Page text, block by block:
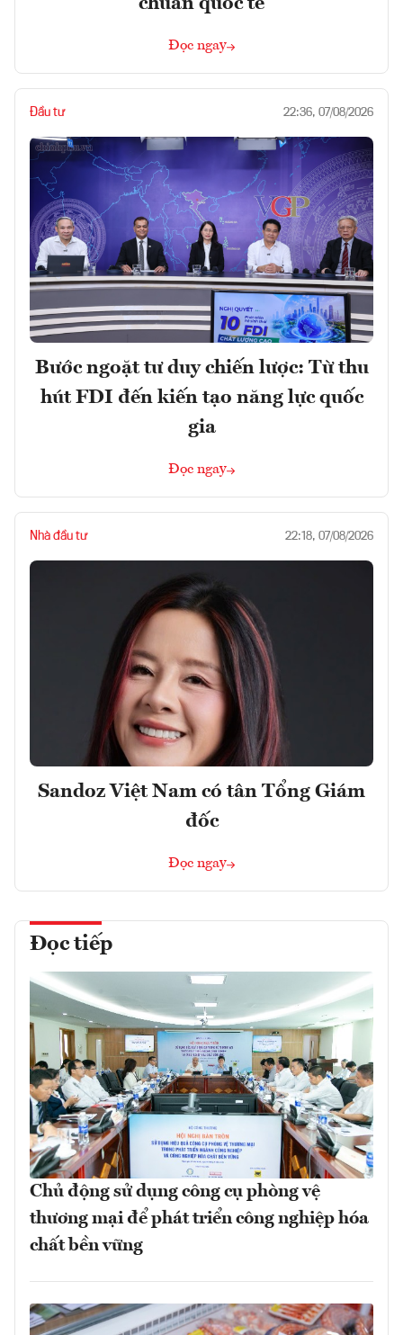
Đọc ngay
Đầu tư 22:36, 07/08/2026
Bước ngoặt tư duy chiến lược: Từ thu
hút FDI đến kiến tạo năng lực quốc
gia
Đọc ngay
Nhà đầu tư 22:18, 07/08/2026
Sandoz Việt Nam có tân Tổng Giám
đốc
Đọc ngay
Đọc tiếp
Chủ động sử dụng công cụ phòng vệ
thương mại để phát triển công nghiệp hóa
chất bền vững